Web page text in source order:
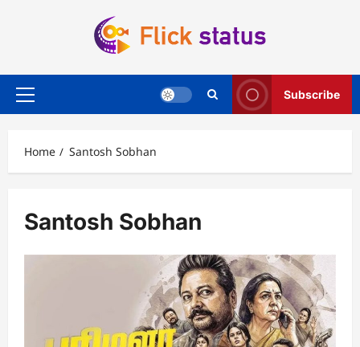
Primary
Subscribe
Home Santosh Sobhan
Santosh Sobhan